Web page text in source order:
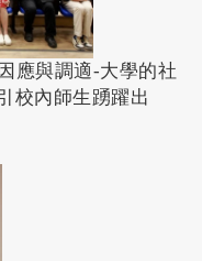
應與調適-大學的社
校內師生踴躍出